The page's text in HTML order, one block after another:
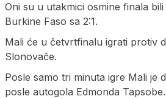
Oni su u utakmici osmine finala
Burkine Faso sa 2:1.
Mali će u četvrtfinalu igrati protiv
Slonovače.
Posle samo tri minuta igre Mali je
posle autogola Edmonda Tapsobe.